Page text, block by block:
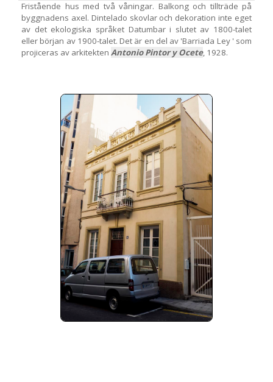
Fristående hus med två våningar. Balkong och tillträde på
byggnadens axel. Dintelado skovlar och dekoration inte eget
av det ekologiska språket Datumbar i slutet av 1800-talet
eller början av 1900-talet. Det är en del av 'Barriada Ley ' som
projiceras av arkitekten Antonio Pintor y Ocete, 1928.